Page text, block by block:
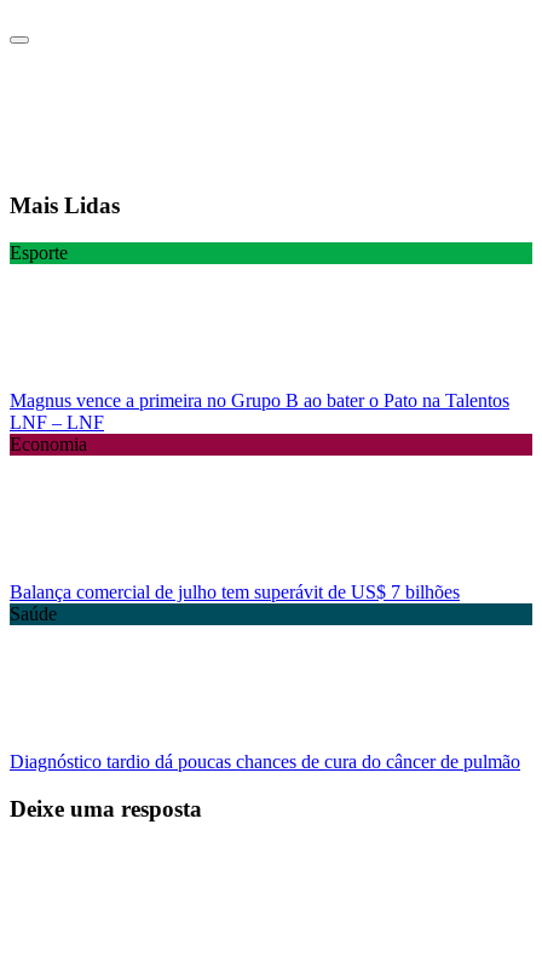
Mais Lidas
Esporte
Magnus vence a primeira no Grupo B ao bater o Pato na Talentos
LNF – LNF
Economia
Balança comercial de julho tem superávit de US$ 7 bilhões
Saúde
Diagnóstico tardio dá poucas chances de cura do câncer de pulmão
Deixe uma resposta